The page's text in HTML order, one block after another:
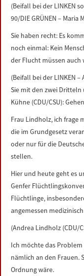
(Beifall bei der LINKEN
90/DIE GRÜNEN – Maria
Sie haben recht: Es
noch einmal: Kein
der Flucht müssen
(Beifall bei der LINKEN –
Sie mit den zwei Dritteln
Kühne (CDU/CSU):
Frau Lindholz, ich frage
die im Grundgesetz
oder nur für die
stellen.
Hier und heute geht es
Genfer
Flüchtlinge,
angemessen
(Andrea Lindholz (CDU/
Ich möchte das
nämlich an den Frauen.
Ordnung wäre.